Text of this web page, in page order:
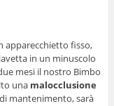
apparecchietto fisso,
in un minuscolo
mesi il nostro Bimbo
una malocclusione
mantenimento, sarà